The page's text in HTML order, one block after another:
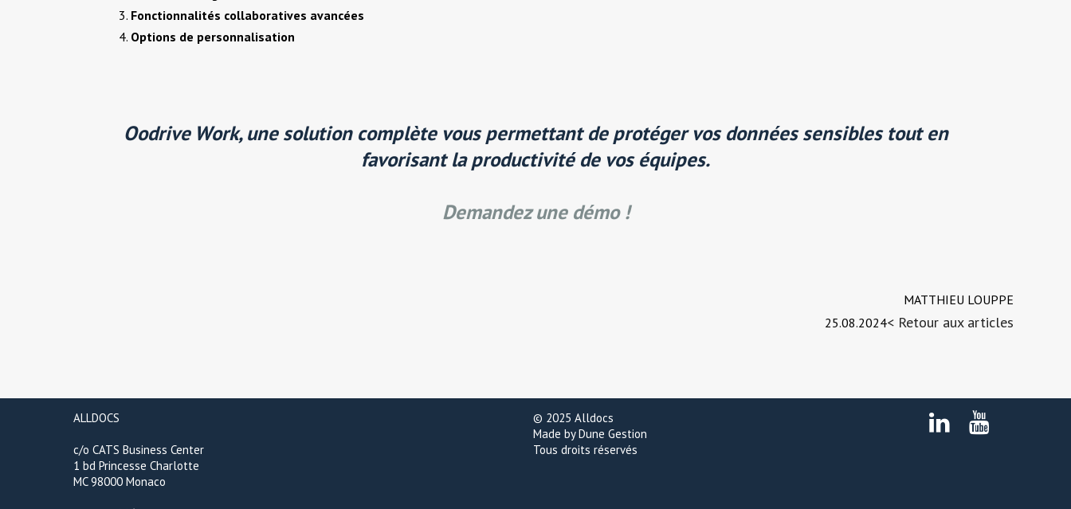
Fonctionnalités collaboratives avancées
Options de personnalisation
Oodrive Work, une solution complète vous permettant deprotéger vos données sensiblestout en
favorisant laproductivité de vos équipes.
Demandez une démo !
MATTHIEU LOUPPE
25.08.2024< Retour aux articles
ALLDOCS
c/o CATS Business Center
1 bd Princesse Charlotte
MC 98000 Monaco
© 2025 Alldocs
Made by Dune Gestion
Tous droits réservés